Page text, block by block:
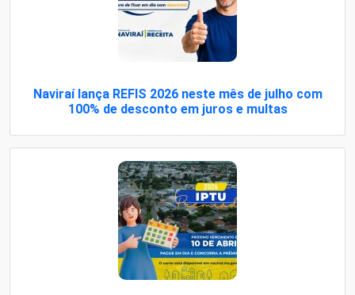
Naviraí lança REFIS 2026 neste mês de julho com
100% de desconto em juros e multas